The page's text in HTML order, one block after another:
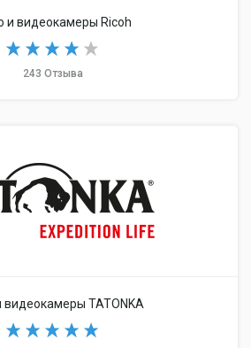
и видеокамеры Ricoh
243 Отзыва
видеокамеры TATONKA